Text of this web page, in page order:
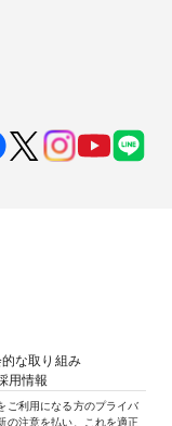
な取り組み
用情報
ご利用になる方のプライバ
の注意を払い、これを適正